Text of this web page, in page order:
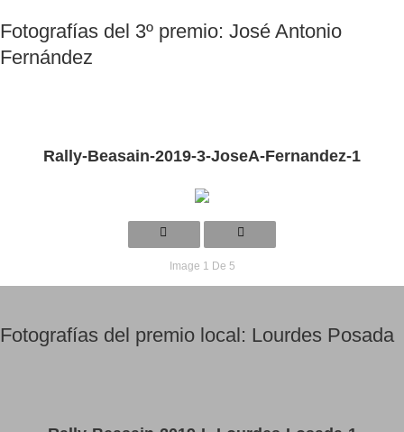
Fotografías del 3º premio: José Antonio
Fernández
Rally-Beasain-2019-3-JoseA-Fernandez-1
Image 1 De 5
Fotografías del premio local: Lourdes Posada